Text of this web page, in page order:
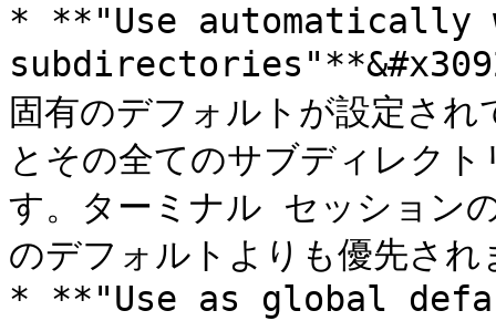
* **"Use
固有のデフォルトが設定さ
とその全てのサブディレク
す。ターミナル セッション
のデフォルトよりも優先され
* **"Use as global